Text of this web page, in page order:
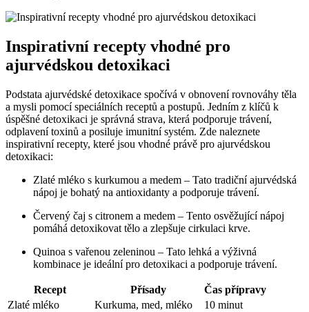
Inspirativní recepty vhodné pro
ajurvédskou detoxikaci
Podstata ajurvédské detoxikace spočívá v obnovení rovnováhy těla
a mysli pomocí speciálních receptů a postupů. Jedním z klíčů k
úspěšné detoxikaci je správná strava, která podporuje trávení,
odplavení toxinů a posiluje imunitní systém. Zde naleznete
inspirativní recepty, které jsou vhodné právě pro ajurvédskou
detoxikaci:
Zlaté mléko s kurkumou a medem – Tato tradiční ajurvédská
nápoj je bohatý na antioxidanty a podporuje trávení.
Červený čaj s citronem a medem – Tento osvěžující nápoj
pomáhá detoxikovat tělo a zlepšuje cirkulaci krve.
Quinoa s vařenou zeleninou – Tato lehká a výživná
kombinace je ideální pro detoxikaci a podporuje trávení.
Recept Přísady
Čas přípravy
Zlaté mléko
Kurkuma, med, mléko
10 minut